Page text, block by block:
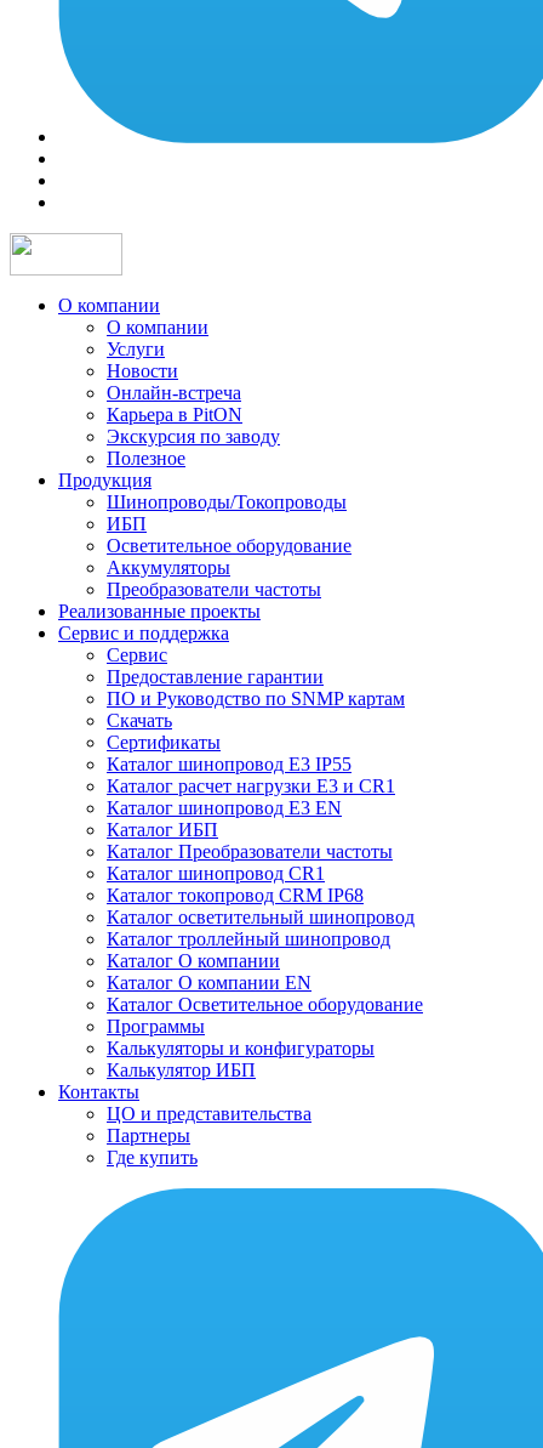
О компании
О компании
Услуги
Новости
Онлайн-встреча
Карьера в PitON
Экскурсия по заводу
Полезное
Продукция
Шинопроводы/Токопроводы
ИБП
Осветительное оборудование
Аккумуляторы
Преобразователи частоты
Реализованные проекты
Сервис и поддержка
Сервис
Предоставление гарантии
ПО и Руководство по SNMP картам
Скачать
Сертификаты
Каталог шинопровод E3 IP55
Каталог расчет нагрузки Е3 и CR1
Каталог шинопровод E3 EN
Каталог ИБП
Каталог Преобразователи частоты
Каталог шинопровод CR1
Каталог токопровод CRM IP68
Каталог осветительный шинопровод
Каталог троллейный шинопровод
Каталог О компании
Каталог О компании EN
Каталог Осветительное оборудование
Программы
Калькуляторы и конфигураторы
Калькулятор ИБП
Контакты
ЦО и представительства
Партнеры
Где купить